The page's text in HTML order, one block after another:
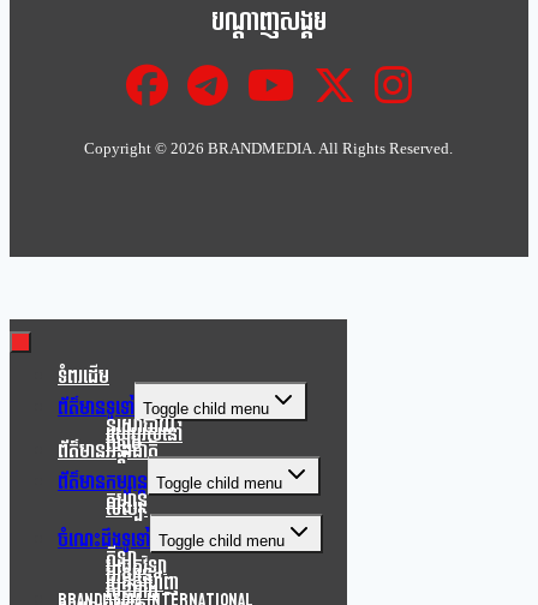
បណ្ដាញសង្គម
Copyright ©2026 BRANDMEDIA. All Rights Reserved.
ទំពរដើម
ព័ត៌មានទូទៅ Toggle child menu
នយោបាយ
របៀបរស់នៅ
សង្គម
ព័ត៌មានអន្តរជាតិ
ព័ត៌មានកម្សាន្ត Toggle child menu
កម្សាន្ត
សិល្បៈ
ចំណេះដឹងទូទៅ Toggle child menu
កីឡា
បច្ចេកវិទ្យា
បរិស្ថាន
របកគំហើញ
សុខភាព